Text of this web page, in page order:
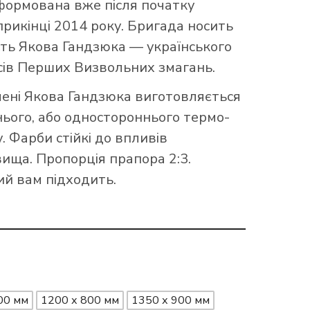
Друк на футболках
Друк та вишивка на кепках
Манішки
Друк шаликів
Друк на записниках
Друк на повербанках
Друк на рулетках
Друк на запальничках
ПІДРОЗДІЛІВ РОЗВІДКИ
СИЛ ПІДТРИМКИ ЗСУ
ВСП
СБУ
ОДЕСЬКОЇ ОБЛАСТІ
РІВНЕНСЬКОЇ ОБЛАСТІ
ПРАПОРИ ТЕРНОПІЛЬСЬКОЇ ОБЛАСТІ
ХЕРСОНСЬКОЇ ОБЛАСТІ
ЧЕРКАСЬКОЇ ОБЛАСТІ
вже після початку
2014 року. Бригада носить
Якова Гандзюка — українського
Перших Визвольних змагань.
Якова Гандзюка виготовляється
або одностороннього термо-
Фарби стійкі до впливів
Пропорція прапора 2:3.
вам підходить.
мм 1200 х 800 мм
1350 х 900 мм